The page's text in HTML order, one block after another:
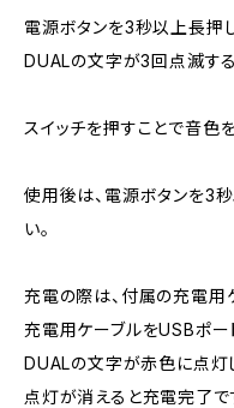
電源ボタンを3秒以上長押し
DUALの文字が3回点滅する
スイッチを押すことで音色
使用後は、電源ボタンを3
い。
充電の際は、付属の充電用
充電用ケーブルをUSBポー
DUALの文字が赤色に点灯
点灯が消えると充電完了で